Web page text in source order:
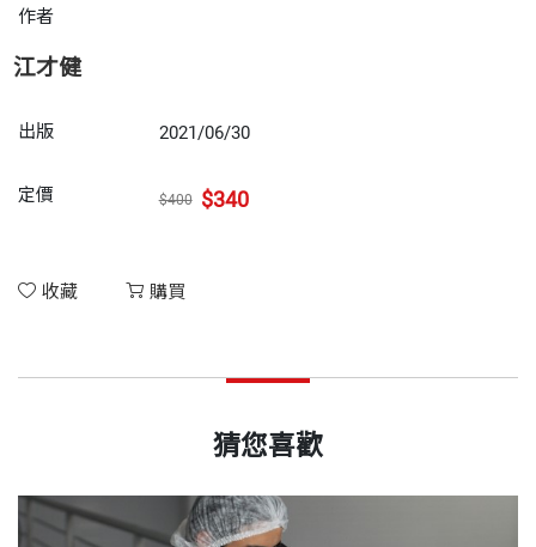
作者
江才健
出版 2021/06/30
定價 $400 $340
收藏 購買
猜您喜歡